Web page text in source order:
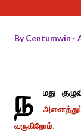
ByCentumwin
ந
மது
வருகிறோம்.